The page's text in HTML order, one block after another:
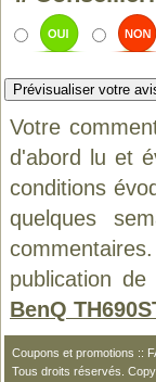
Votre
d'abord lu et
conditions
quelques
publication
BenQ
Coupons et promotions ::
Tous droits réservés.